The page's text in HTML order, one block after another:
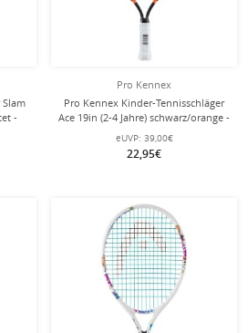
-
Pro Kennex
Pro Kennex Kinder-Tennisschläger
Ace 19in (2-4 Jahre) schwarz/orange -
besaitet -
eUVP: 39,00€
22,95€